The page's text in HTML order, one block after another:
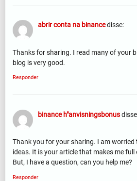
abrir conta na binancedisse:
Thanks for sharing. I read many of your
blog is very good.
Responder
binance h"anvisningsbonus
Thank you for your sharing. I am worried
ideas. It is your article that makes me full
But, I have a question, can you help me?
Responder